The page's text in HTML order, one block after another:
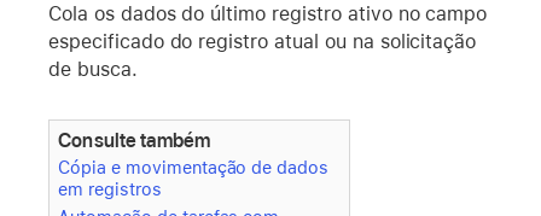
Cola os dados do último registro ativo no campo
especificado do registro atual ou na solicitação
de busca.
Consulte também
Cópia e movimentação de dados
em registros